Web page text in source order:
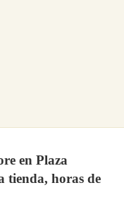
en Plaza
tienda, horas de